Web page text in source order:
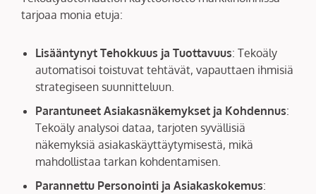
tarjoaa monia etuja:
Lisääntynyt Tehokkuus ja Tuottavuus: Tekoäly
automatisoi toistuvat tehtävät, vapauttaen ihmisiä
strategiseen suunnitteluun.
Parantuneet Asiakasnäkemykset ja Kohdennus:
Tekoäly analysoi dataa, tarjoten syvällisiä
näkemyksiä asiakaskäyttäytymisestä, mikä
mahdollistaa tarkan kohdentamisen.
Parannettu Personointi ja Asiakaskokemus: